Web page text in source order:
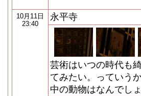
10月11日
23:40
永平寺
芸術はいつの時代も
てみたい。っていう
中の動物はなんでし